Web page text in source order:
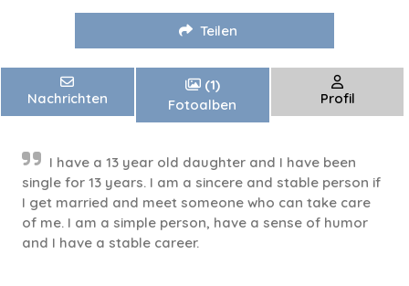
Teilen
Nachrichten
(1)
Fotoalben
Profil
I have a 13 year old daughter and I have been
single for 13 years. I am a sincere and stable person if
I get married and meet someone who can take care
of me. I am a simple person, have a sense of humor
and I have a stable career.